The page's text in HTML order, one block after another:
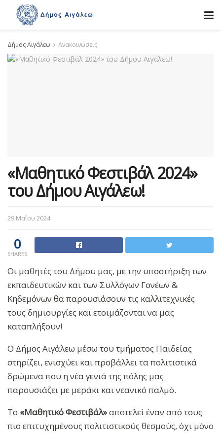
Δήμος Αιγάλεω Ανακοινώσεις
«Μαθητικό Φεστιβάλ 2024»
του Δήμου Αιγάλεω!
29 Μαΐου 2024
0
SHARES
Οι μαθητές του Δήμου μας, με την υποστήριξη των
εκπαιδευτικών και των Συλλόγων Γονέων &
Κηδεμόνων θα παρουσιάσουν τις καλλιτεχνικές
τους δημιουργίες και ετοιμάζονται να μας
καταπλήξουν!
Ο Δήμος Αιγάλεω μέσω του τμήματος Παιδείας
στηρίζει, ενισχύει και προβάλλει τα πολιτιστικά
δρώμενα που η νέα γενιά της πόλης μας
παρουσιάζει με μεράκι και νεανικό παλμό.
Το «Μαθητικό Φεστιβάλ»αποτελεί έναν από τους
πιο επιτυχημένους πολιτιστικούς θεσμούς, όχι μόνο